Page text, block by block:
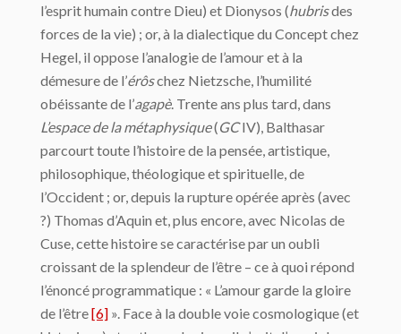
l’esprit humain contre Dieu) et Dionysos (hubrisdes
forces de la vie) ; or, à la dialectique du Concept chez
Hegel, il oppose l’analogie de l’amour et à la
démesure de l’érôschez Nietzsche, l’humilité
obéissante de l’agapè. Trente ans plus tard, dans
L’espace de la métaphysique(GCIV), Balthasar
parcourt toute l’histoire de la pensée, artistique,
philosophique, théologique et spirituelle, de
l’Occident ; or, depuis la rupture opérée après (avec
?) Thomas d’Aquin et, plus encore, avec Nicolas de
Cuse, cette histoire se caractérise par un oubli
croissant de la splendeur de l’être – ce à quoi répond
l’énoncé programmatique : « L’amour garde la gloire
de l’être[6] ». Face à la double voie cosmologique (et